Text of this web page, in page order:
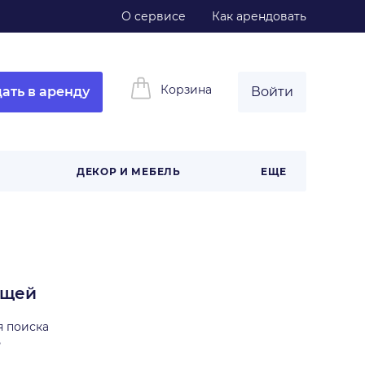
О сервисе Как арендовать
в аренду Корзина Войти
ДЕКОР И МЕБЕЛЬ ЕЩЕ
поиска